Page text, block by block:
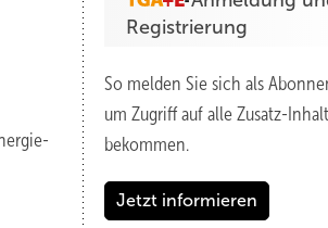
Registrierung
So melden Sie sich als
um Zugriff auf alle Zusatz-
bekommen.
Jetzt informieren